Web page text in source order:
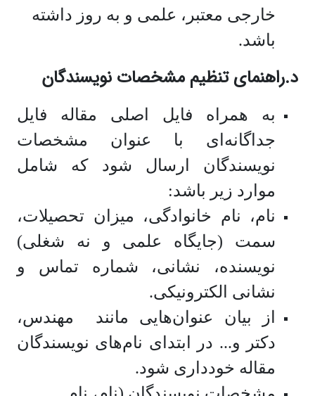
خارجی معتبر، علمی و به روز داشته
باشد.
د.راهنمای تنظیم مشخصات نویسندگان
به همراه فایل اصلی مقاله فایل
جداگانه‌ای با عنوان مشخصات
نویسندگان ارسال شود که شامل
موارد زیر باشد:
نام، نام ‏خانوادگی، میزان تحصیلات،
سمت (جایگاه علمی و نه شغلی)
نویسنده، نشانی، شماره تماس و
نشانی الکترونیکی.
از بیان عنوان‌هایی مانند مهندس،
دکتر و... در ابتدای نام‌های نویسندگان
مقاله خودداری شود.